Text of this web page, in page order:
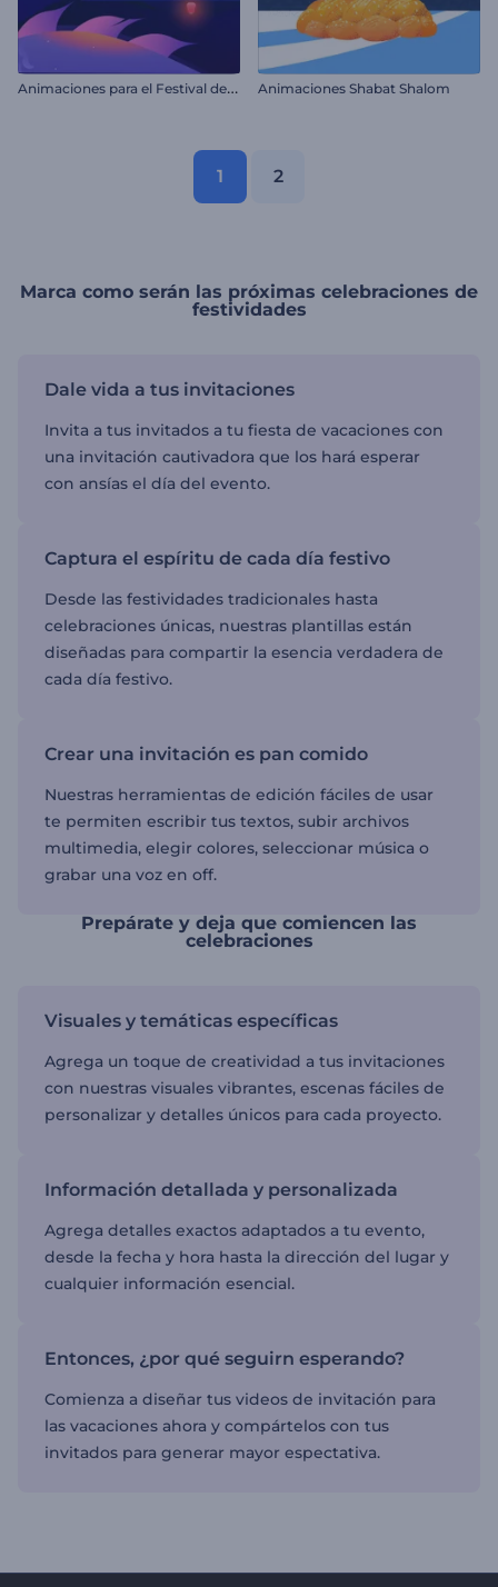
A
nimaciones para el Festival de los Faroles Animaciones Shabat Shalom
1 2
Marca como serán las próximas celebraciones de
festividades
Dale vida a tus invitaciones
Invita a tus invitados a tu fiesta de vacaciones con
una invitación cautivadora que los hará esperar
con ansías el día del evento.
Captura el espíritu de cada día festivo
Desde las festividades tradicionales hasta
celebraciones únicas, nuestras plantillas están
diseñadas para compartir la esencia verdadera de
cada día festivo.
Crear una invitación es pan comido
Nuestras herramientas de edición fáciles de usar
te permiten escribir tus textos, subir archivos
multimedia, elegir colores, seleccionar música o
grabar una voz en off.
Prepárate y deja que comiencen las
celebraciones
Visuales y temáticas específicas
Agrega un toque de creatividad a tus invitaciones
con nuestras visuales vibrantes, escenas fáciles de
personalizar y detalles únicos para cada proyecto.
Información detallada y personalizada
Agrega detalles exactos adaptados a tu evento,
desde la fecha y hora hasta la dirección del lugar y
cualquier información esencial.
Entonces, ¿por qué seguirn esperando?
Comienza a diseñar tus videos de invitación para
las vacaciones ahora y compártelos con tus
invitados para generar mayor espectativa.